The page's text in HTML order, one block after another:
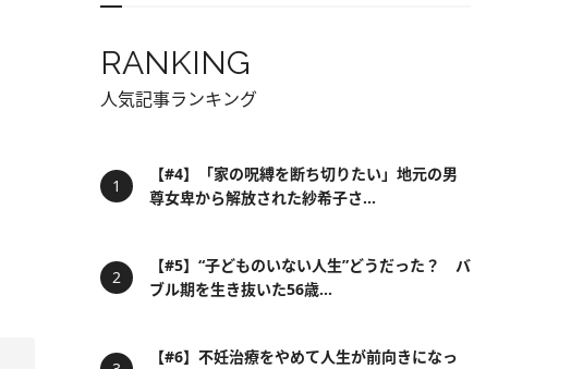
RANKING
人気記事ランキング
【#4】「家の呪縛を断ち切りたい」地元の男
尊女卑から解放された紗希子さ...
【#5】“子どものいない人生”どうだった？ バ
ブル期を生き抜いた56歳...
【#6】不妊治療をやめて人生が前向きになっ